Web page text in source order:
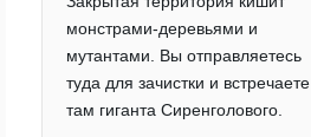
монстрами-деревьями и
мутантами. Вы отправляетесь
туда для зачистки и встречаете
там гиганта Сиренголового.